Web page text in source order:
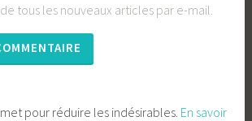
tous les nouveaux articles par e-mail.
pour réduire les indésirables. En savoir